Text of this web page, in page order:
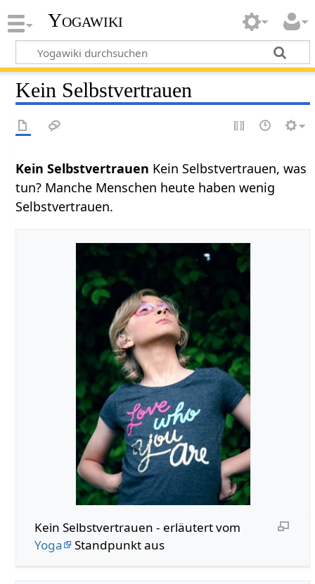
Yogawiki
Kein Selbstvertrauen
Kein Selbstvertrauen Kein Selbstvertrauen, was
tun? Manche Menschen heute haben wenig
Selbstvertrauen.
Kein Selbstvertrauen - erläutert vom
Yoga
Standpunkt aus